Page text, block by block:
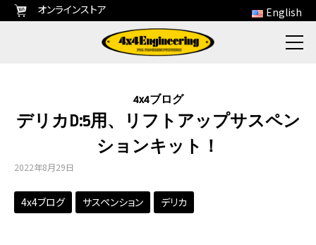
オンラインストア English
4x4ブログ
デリカD:5用、リフトアップサスペン
ションキット！
2022年8月29日
4x4ブログ サスペンション デリカ